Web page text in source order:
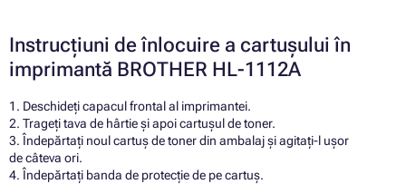
Instrucțiuni de înlocuire a cartușului în
imprimantă BROTHER HL-1112A
1. Deschideți capacul frontal al imprimantei.
2. Trageți tava de hârtie și apoi cartușul de toner.
3. Îndepărtați noul cartuș de toner din ambalaj și agitați-l ușor
de câteva ori.
4. Îndepărtați banda de protecție de pe cartuș.